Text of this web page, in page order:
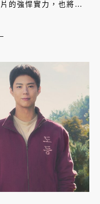
的強悍實力，也將女